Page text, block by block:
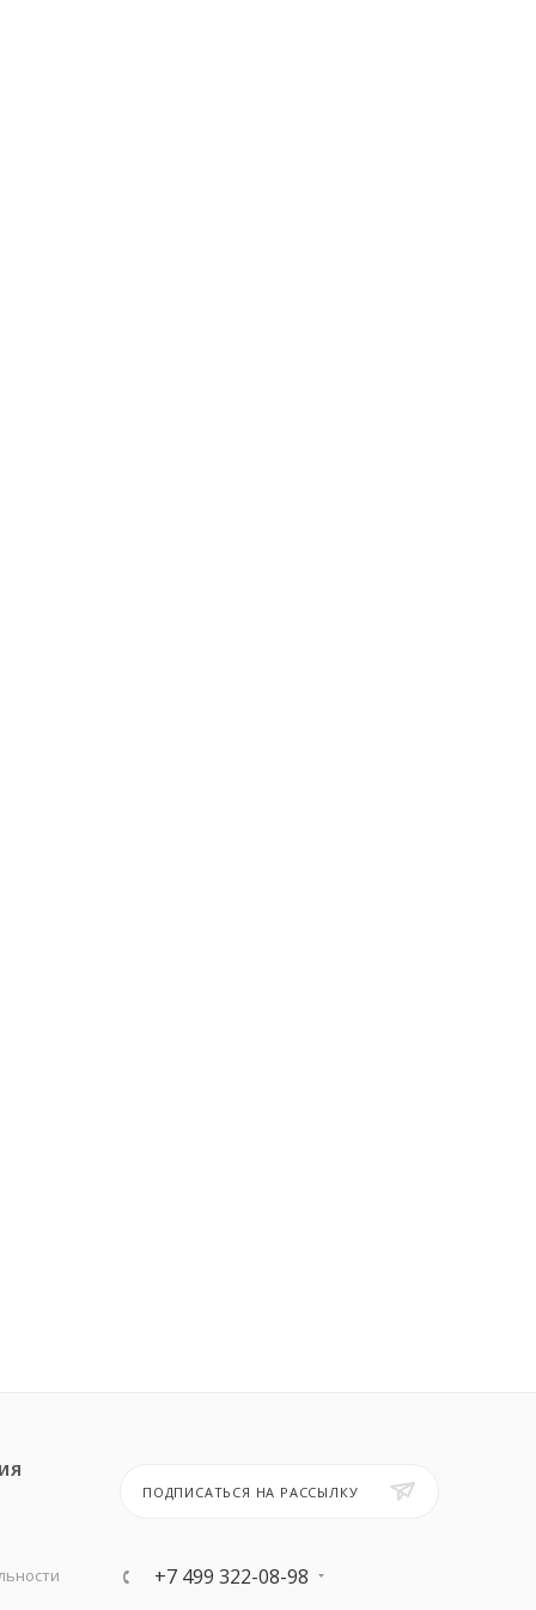
ПОДПИСАТЬСЯ НА РАССЫЛКУ
+7 499 322-08-98